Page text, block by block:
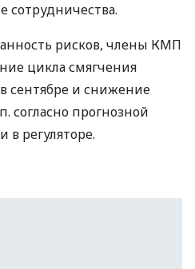
сотрудничества.
рисков, члены КМП
цикла смягчения
сентябре и снижение
согласно прогнозной
в регуляторе.